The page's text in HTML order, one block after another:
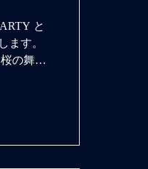
と
ます。
の舞う